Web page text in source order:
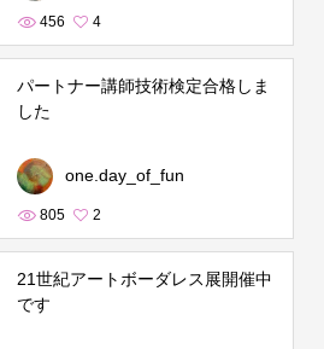
456 4
パートナー講師技術検定合格しま
した
one.day_of_fun
805 2
21世紀アートボーダレス展開催中
です